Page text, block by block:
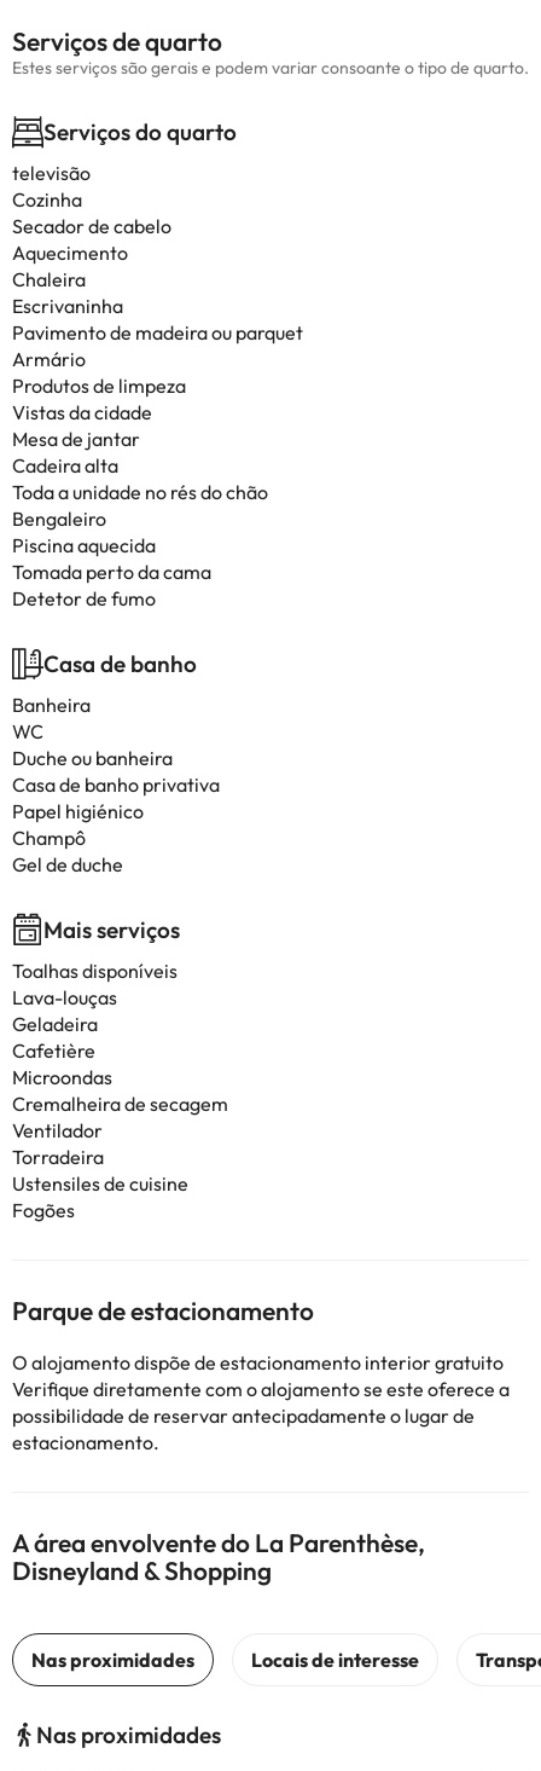
Serviços de quarto
Estes serviços são gerais e podem variar consoante o tipo de quarto.
Serviços do quarto
televisão
Cozinha
Secador de cabelo
Aquecimento
Chaleira
Escrivaninha
Pavimento de madeira ou parquet
Armário
Produtos de limpeza
Vistas da cidade
Mesa de jantar
Cadeira alta
Toda a unidade no rés do chão
Bengaleiro
Piscina aquecida
Tomada perto da cama
Detetor de fumo
Casa de banho
Banheira
WC
Duche ou banheira
Casa de banho privativa
Papel higiénico
Champô
Gel de duche
Mais serviços
Toalhas disponíveis
Lava-louças
Geladeira
Cafetière
Microondas
Cremalheira de secagem
Ventilador
Torradeira
Ustensiles de cuisine
Fogões
Parque de estacionamento
O alojamento dispõe de estacionamento interior gratuito
Verifique diretamente com o alojamento se este oferece a
possibilidade de reservar antecipadamente o lugar de
estacionamento.
A área envolvente do La Parenthèse,
Disneyland & Shopping
Nas proximidades